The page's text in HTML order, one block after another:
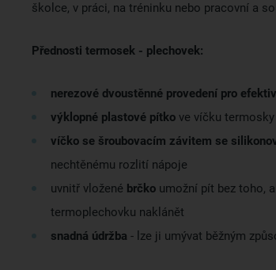
školce, v práci, na tréninku nebo pracovní a
Přednosti termosek - plechovek:
nerezové dvoustěnné provedení pro
výklopné plastové pítko ve víčku termosky
víčko se šroubovacím závitem se
nechtěnému rozlití nápoje
uvnitř vložené brčko umožní pít bez toho,
termoplechovku naklánět
snadná údržba - lze ji umývat běžným